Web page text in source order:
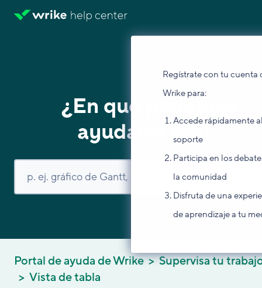
Regístrate con tu cuenta
Wrike para:
Accede rápidamente
soporte
Participa en los
la comunidad
Disfruta de una
de aprendizaje a tu
¿En qué podemos
ayudarte hoy?
Portal de ayuda de Wrike
Supervisa tu
Vista de tabla